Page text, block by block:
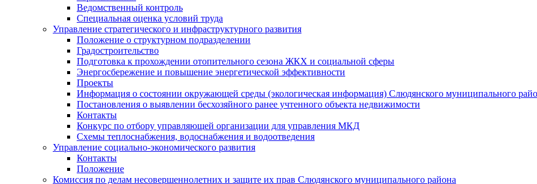
Ведомственный контроль
Специальная оценка условий труда
Управление стратегического и инфраструктурного развития
Положение о структурном подразделении
Градостроительство
Подготовка к прохождении отопительного сезона ЖКХ и социальной сферы
Энергосбережение и повышение энергетической эффективности
Проекты
Информация о состоянии окружающей среды (экологическая информация) Слюдянского муниципального
Постановления о выявлении бесхозяйного ранее учтенного объекта недвижимости
Контакты
Конкурс по отбору управляющей организации для управления МКД
Схемы теплоснабжения, водоснабжения и водоотведения
Управление социально-экономического развития
Контакты
Положение
Комиссия по делам несовершеннолетних и защите их прав Слюдянского муниципального района